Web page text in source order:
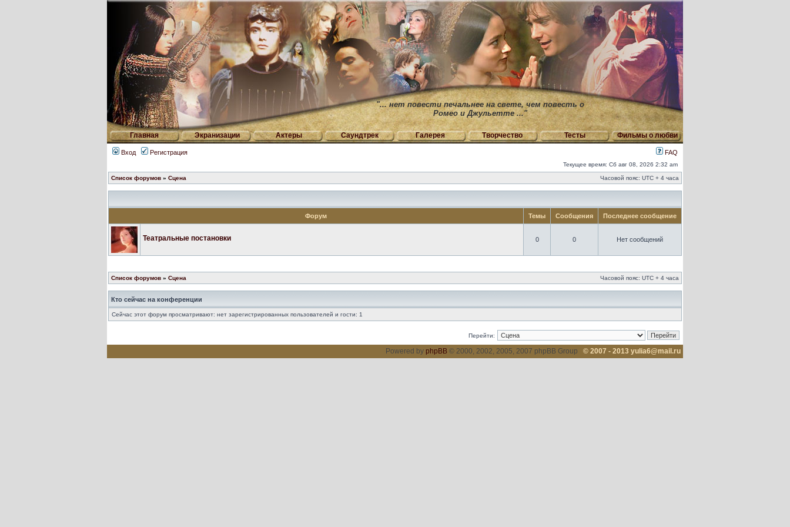
"... нет повести печальнее на свете, чем повесть о
Ромео и Джульетте ..."
Главная Экранизации Актеры Саундтрек Галерея Творчество Тесты Фильмы о любви
Вход Регистрация FAQ
Текущее время: Сб авг 08, 2026 2:32 am
Список форумов » Сцена Часовой пояс: UTC + 4 часа
Форум Темы Сообщения Последнее сообщение
Театральные постановки 0 0 Нет сообщений
Список форумов » Сцена Часовой пояс: UTC + 4 часа
Кто сейчас на конференции
Сейчас этот форум просматривают: нет зарегистрированных пользователей и гости: 1
Перейти:
Powered by phpBB © 2000, 2002, 2005, 2007 phpBB Group © 2007 - 2013 yulia6@mail.ru